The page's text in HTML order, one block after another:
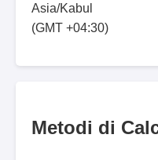
Asia/Kabul
(GMT +04:30)
Metodi di